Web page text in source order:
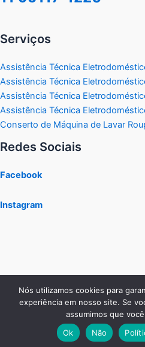
Serviços
Assistência Técnica
Assistência Técnica
Assistência Técnica
Assistência Técnica
Conserto de Máquina de Lavar
Redes Sociais
Facebook
Instagram
Copyright © 2026
Nós utilizamos cookies para
experiência em nosso site. Se
assumimos que
Ok
Não